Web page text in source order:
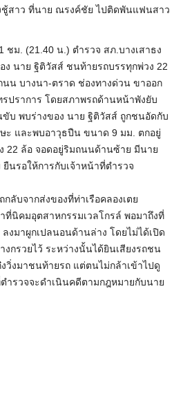
ชู้สาว ที่นาย ณรงค์ชัย ไปติดพันแฟนสาว
ชม. (21.40 น.) ตำรวจ สภ.บางเสาธง
ง นาย ฐิติวัสส์ ชนท้ายรถบรรทุกพ่วง 22
นน บางนา-ตราด ช่องทางด่วน ขาออก
รปราการ โดยสภาพรถด้านหน้าพังยับ
บ พบร่างของ นาย ฐิติวัสส์ ถูกชนอัดกับ
ะ และพบอาวุธปืน ขนาด 9 มม. ตกอยู่
22 ล้อ จอดอยู่ริมถนนด้านซ้าย มีนาย
นรอให้การกับเจ้าหน้าที่ตำรวจ
ลับจากส่งของที่ท่าเรือคลองเตย
ที่นิคมอุตสาหกรรมเวลโกรล์ พอมาถึงที่
ลงมาผูกเปลนอนด้านล่าง โดยไม่ได้เปิด
กรวยไว้ ระหว่างนั้นได้ยินเสียงรถชน
งวิ่งมาชนท้ายรถ แต่ตนไม่กล้าเข้าไปดู
ำรวจจะดำเนินคดีตามกฎหมายกับนาย